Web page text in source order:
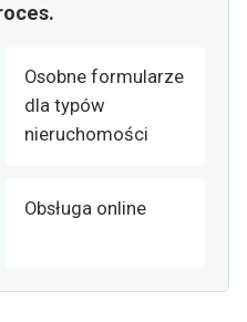
Osobne formularze
dla typów
nieruchomości
Obsługa online